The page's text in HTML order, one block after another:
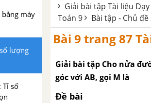
máy
lượng
Tỉ số
Giải bài tập Tài liệu
Toán 9
Bài tập - Chủ
Bài 9 trang 87
Giải bài tập Cho nửa
góc với AB, gọi M là
Đề bài